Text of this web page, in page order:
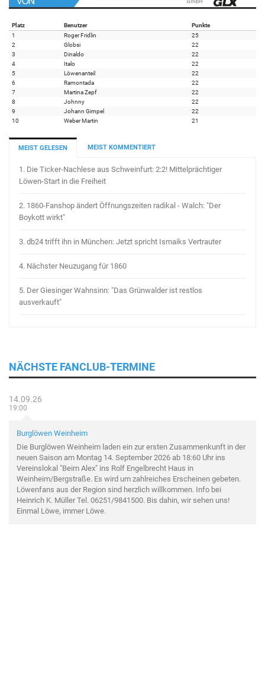
Platz Benutzer
Punkte
1
Roger Fridlin
25
2
Globsi
22
3
Dinaldo
22
4
Italo
22
5
Löwenanteil
22
6
Ramontada
22
7
Martina Zepf
22
8
Johnny
22
9
Johann Gimpel
22
10
Weber Martin 21
MEIST GELESEN MEIST KOMMENTIERT
1. Die Ticker-Nachlese aus Schweinfurt: 2:2! Mittelprächtiger
Löwen-Start in die Freiheit
2. 1860-Fanshop ändert Öffnungszeiten radikal - Walch: "Der
Boykott wirkt"
3. db24 trifft ihn in München: Jetzt spricht Ismaiks Vertrauter
4. Nächster Neuzugang für 1860
5. Der Giesinger Wahnsinn: "Das Grünwalder ist restlos
ausverkauft"
NÄCHSTE FANCLUB-TERMINE
14.09.26
19:00
Burglöwen Weinheim
Die Burglöwen Weinheim laden ein zur ersten Zusammenkunft in der
neuen Saison am Montag 14. September 2026 ab 18:60 Uhr ins
Vereinslokal "Beim Alex" ins Rolf Engelbrecht Haus in
Weinheim/Bergstraße. Es wird um zahlreiches Erscheinen gebeten.
Löwenfans aus der Region sind herzlich willkommen. Info bei
Heinrich K. Müller Tel. 06251/9841500. Bis dahin, wir sehen uns!
Einmal Löwe, immer Löwe.